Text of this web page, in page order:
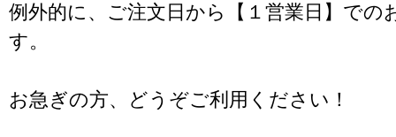
例外的に、ご注文日から【１営業日】での
す。
お急ぎの方、どうぞご利用ください！